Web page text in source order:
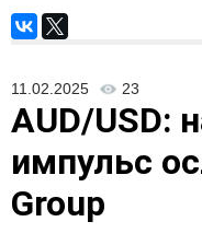
11.02.2025 23
AUD/USD:
импульс
Group